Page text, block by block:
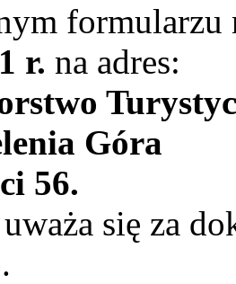
formularzu
r. na adres:
Góra
56.
się za